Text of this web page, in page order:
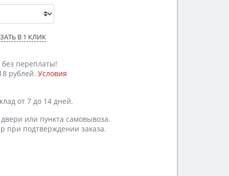
В 1 КЛИК
переплаты!
рублей. Условия
от 7 до 14 дней.
или пункта самовывоза.
при подтверждении заказа.